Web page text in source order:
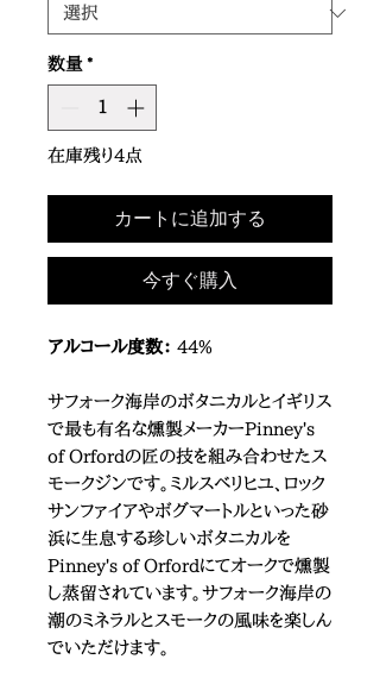
数量 *
在庫残り4点
カートに追加する
今すぐ購入
アルコール度数： 44%
サフォーク海岸のボタニカルとイギリス
で最も有名な燻製メーカーPinney's
of Orfordの匠の技を組み合わせたス
モークジンです。ミルスベリヒユ、ロック
サンファイアやボグマートルといった砂
浜に生息する珍しいボタニカルを
Pinney's of Orfordにてオークで燻製
し蒸留されています。サフォーク海岸の
潮のミネラルとスモークの風味を楽しん
でいただけます。